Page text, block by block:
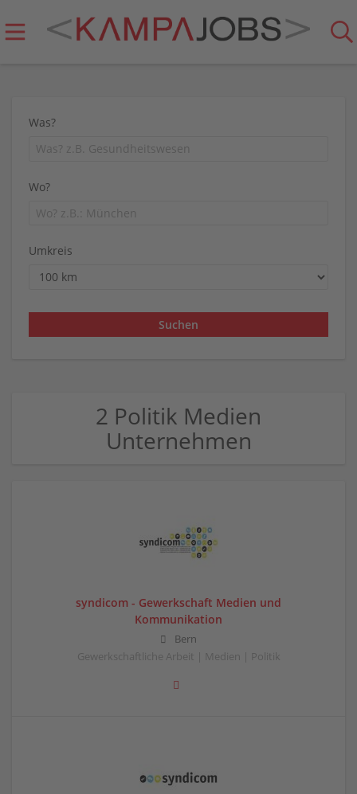
Was?
Wo?
Umkreis
2 Politik Medien
Unternehmen
syndicom - Gewerkschaft Medien und
Kommunikation
Bern
Gewerkschaftliche Arbeit | Medien | Politik